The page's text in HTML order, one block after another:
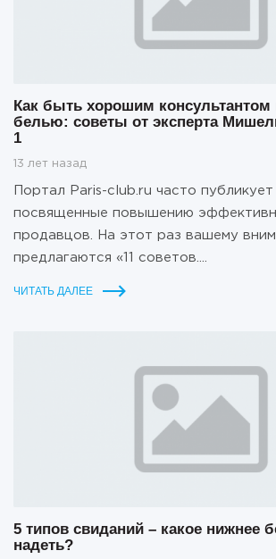
Как быть хорошим
белью: советы от эксперта
1
13 лет назад
Портал Paris-club.ru часто
посвященные повышению
продавцов. На этот раз вашему
предлагаются «11 советов....
ЧИТАТЬ ДАЛЕЕ
5 типов свиданий – какое нижнее
надеть?